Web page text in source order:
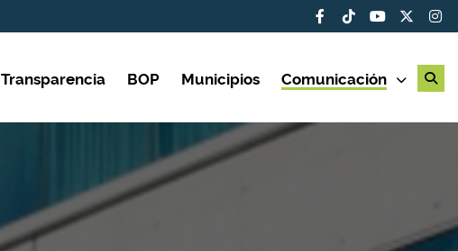
Transparencia BOP Municipios Comunicación